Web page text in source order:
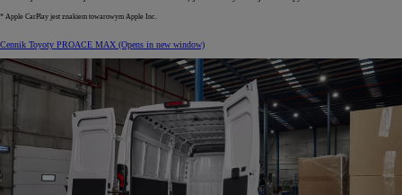
* Apple CarPlay jest znakiem towarowym Apple Inc.
Cennik Toyoty PROACE MAX (Opens in new window)